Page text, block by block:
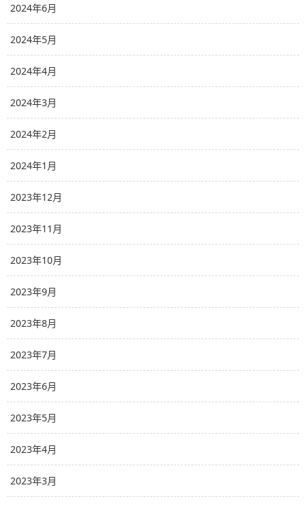
2024年6月
2024年5月
2024年4月
2024年3月
2024年2月
2024年1月
2023年12月
2023年11月
2023年10月
2023年9月
2023年8月
2023年7月
2023年6月
2023年5月
2023年4月
2023年3月